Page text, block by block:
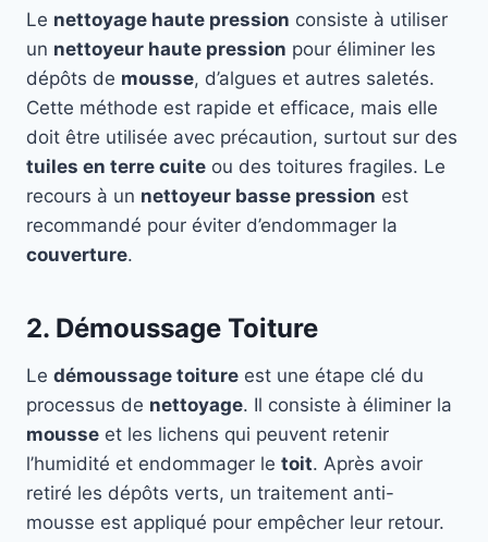
Le nettoyage haute pression consiste à utiliser
un nettoyeur haute pression pour éliminer les
dépôts de mousse, d’algues et autres saletés.
Cette méthode est rapide et efficace, mais elle
doit être utilisée avec précaution, surtout sur des
tuiles en terre cuite ou des toitures fragiles. Le
recours à un nettoyeur basse pression est
recommandé pour éviter d’endommager la
couverture.
2. Démoussage Toiture
Le démoussage toiture est une étape clé du
processus de nettoyage. Il consiste à éliminer la
mousse et les lichens qui peuvent retenir
l’humidité et endommager le toit. Après avoir
retiré les dépôts verts, un traitement anti-
mousse est appliqué pour empêcher leur retour.